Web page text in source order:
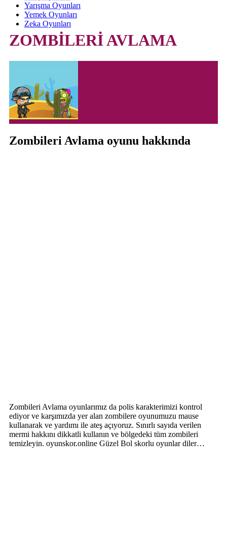
Yarışma Oyunları
Yemek Oyunları
Zeka Oyunları
ZOMBİLERİ AVLAMA
Zombileri Avlama oyunu hakkında
Zombileri Avlama oyunlarımız da polis karakterimizi kontrol
ediyor ve karşımızda yer alan zombilere oyunumuzu mause
kullanarak ve yardımı ile ateş açıyoruz. Sınırlı sayıda verilen
mermi hakkını dikkatli kullanın ve bölgedeki tüm zombileri
temizleyin. oyunskor.online Güzel Bol skorlu oyunlar diler…